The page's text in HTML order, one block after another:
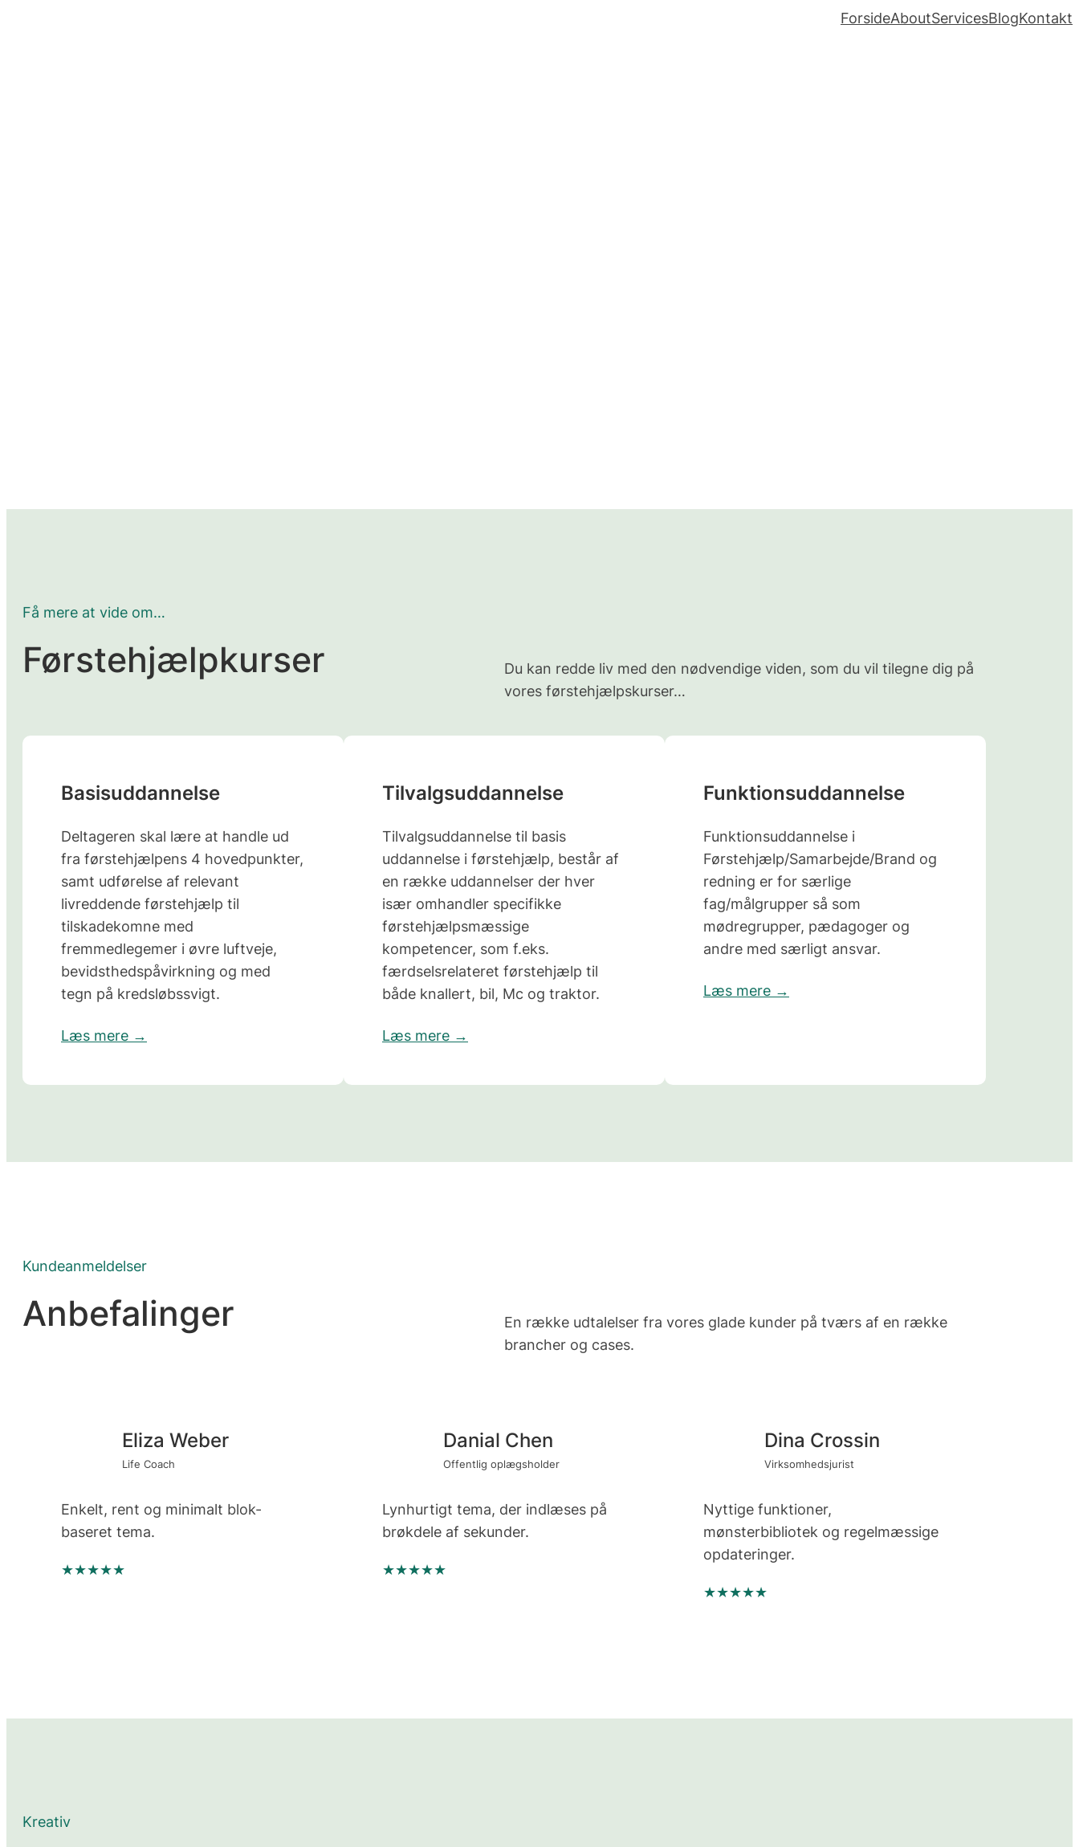
ForsideAboutServicesBlogKontakt
Få mere at vide om…
Førstehjælpkurser
Du kan redde liv med den nødvendige viden, som du vil tilegne dig på
vores førstehjælpskurser…
Basisuddannelse
Deltageren skal lære at handle ud
fra førstehjælpens 4 hovedpunkter,
samt udførelse af relevant
livreddende førstehjælp til
tilskadekomne med
fremmedlegemer i øvre luftveje,
bevidsthedspåvirkning og med
tegn på kredsløbssvigt.
Læs mere →
Tilvalgsuddannelse
Tilvalgsuddannelse til basis
uddannelse i førstehjælp, består af
en række uddannelser der hver
især omhandler specifikke
førstehjælpsmæssige
kompetencer, som f.eks.
færdselsrelateret førstehjælp til
både knallert, bil, Mc og traktor.
Læs mere →
Funktionsuddannelse
Funktionsuddannelse i
Førstehjælp/Samarbejde/Brand og
redning er for særlige
fag/målgrupper så som
mødregrupper, pædagoger og
andre med særligt ansvar.
Læs mere →
Kundeanmeldelser
Anbefalinger
En række udtalelser fra vores glade kunder på tværs af en række
brancher og cases.
Eliza Weber
Life Coach
Enkelt, rent og minimalt blok-
baseret tema.
★★★★★
Danial Chen
Offentlig oplægsholder
Lynhurtigt tema, der indlæses på
brøkdele af sekunder.
★★★★★
Dina Crossin
Virksomhedsjurist
Nyttige funktioner,
mønsterbibliotek og regelmæssige
opdateringer.
★★★★★
Kreativ